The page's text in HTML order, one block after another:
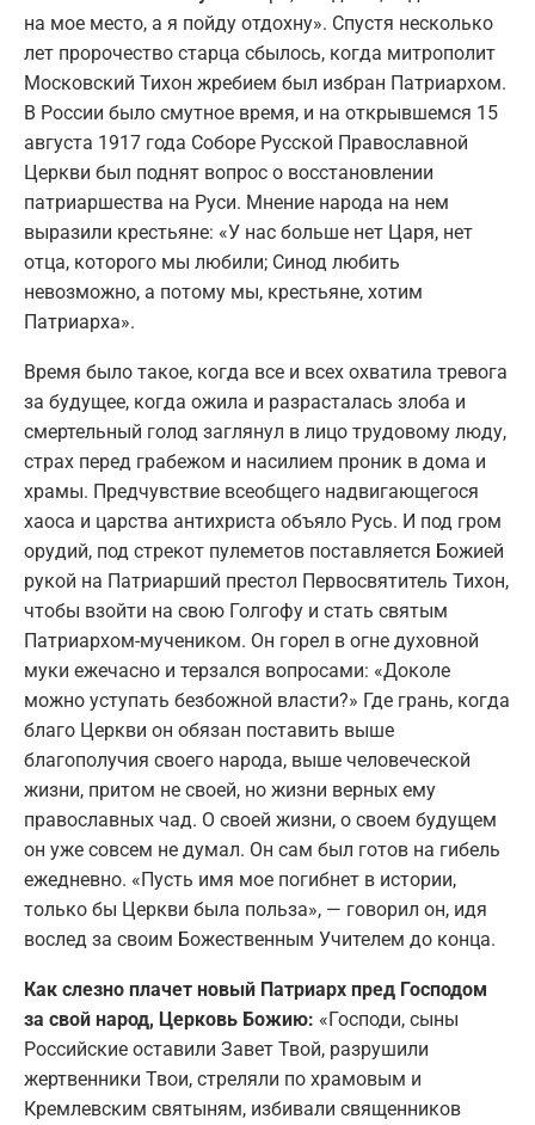
на мое место, а я пойду отдохну». Спустя несколько
лет пророчество старца сбылось, когда митрополит
Московский Тихон жребием был избран Патриархом.
В России было смутное время, и на открывшемся 15
августа 1917 года Соборе Русской Православной
Церкви был поднят вопрос о восстановлении
патриаршества на Руси. Мнение народа на нем
выразили крестьяне: «У нас больше нет Царя, нет
отца, которого мы любили; Синод любить
невозможно, а потому мы, крестьяне, хотим
Патриарха».
Время было такое, когда все и всех охватила тревога
за будущее, когда ожила и разрасталась злоба и
смертельный голод заглянул в лицо трудовому люду,
страх перед грабежом и насилием проник в дома и
храмы. Предчувствие всеобщего надвигающегося
хаоса и царства антихриста объяло Русь. И под гром
орудий, под стрекот пулеметов поставляется Божией
рукой на Патриарший престол Первосвятитель Тихон,
чтобы взойти на свою Голгофу и стать святым
Патриархом-мучеником. Он горел в огне духовной
муки ежечасно и терзался вопросами: «Доколе
можно уступать безбожной власти?» Где грань, когда
благо Церкви он обязан поставить выше
благополучия своего народа, выше человеческой
жизни, притом не своей, но жизни верных ему
православных чад. О своей жизни, о своем будущем
он уже совсем не думал. Он сам был готов на гибель
ежедневно. «Пусть имя мое погибнет в истории,
только бы Церкви была польза», — говорил он, идя
вослед за своим Божественным Учителем до конца.
Как слезно плачет новый Патриарх пред Господом
за свой народ, Церковь Божию: «Господи, сыны
Российские оставили Завет Твой, разрушили
жертвенники Твои, стреляли по храмовым и
Кремлевским святыням, избивали священников